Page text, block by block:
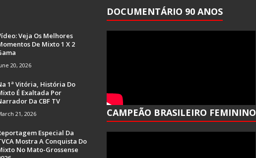
Veja Os Melhores
De Mixto 1 X 2
20, 2026
1ª Vitória, História Do
É Exaltada Por
Da CBF TV
21, 2026
Especial Da
Mostra A Conquista Do
No Mato-Grossense
DOCUMENTÁRIO 90 ANOS
CAMPEÃO BRASILEIRO FEMININO